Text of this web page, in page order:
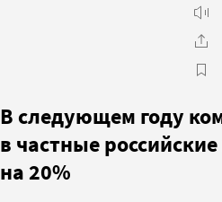
В следующем году
в частные
на 20%